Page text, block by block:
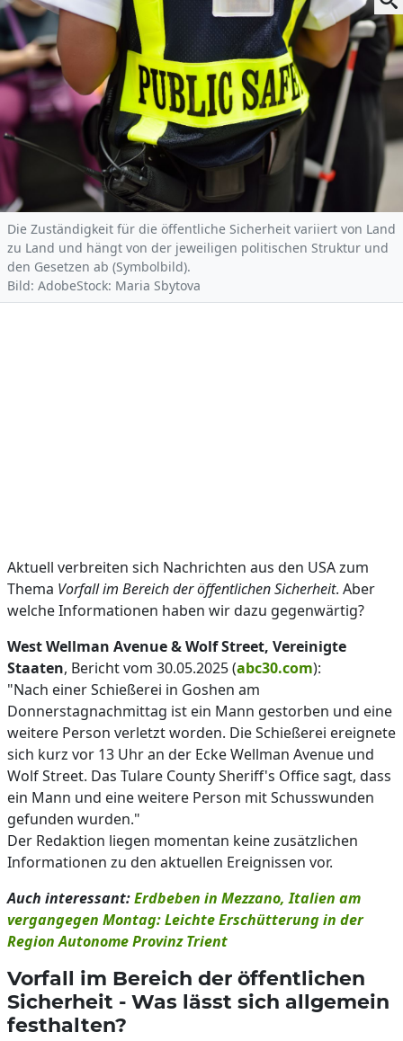
Die Zuständigkeit für die öffentliche Sicherheit variiert von Land
zu Land und hängt von der jeweiligen politischen Struktur und
den Gesetzen ab (Symbolbild).
Bild: AdobeStock: Maria Sbytova
Aktuell verbreiten sich Nachrichten aus den USA zum
Thema Vorfall im Bereich der öffentlichen Sicherheit. Aber
welche Informationen haben wir dazu gegenwärtig?
West Wellman Avenue & Wolf Street, Vereinigte
Staaten, Bericht vom 30.05.2025 (abc30.com):
"Nach einer Schießerei in Goshen am
Donnerstagnachmittag ist ein Mann gestorben und eine
weitere Person verletzt worden. Die Schießerei ereignete
sich kurz vor 13 Uhr an der Ecke Wellman Avenue und
Wolf Street. Das Tulare County Sheriff's Office sagt, dass
ein Mann und eine weitere Person mit Schusswunden
gefunden wurden."
Der Redaktion liegen momentan keine zusätzlichen
Informationen zu den aktuellen Ereignissen vor.
Auch interessant:Erdbeben in Mezzano, Italien am
vergangegen Montag: Leichte Erschütterung in der
Region Autonome Provinz Trient
Vorfall im Bereich der öffentlichen
Sicherheit - Was lässt sich allgemein
festhalten?